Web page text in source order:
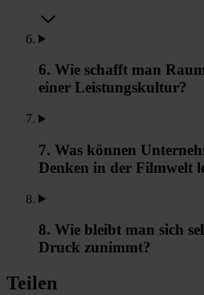
6. Wie schafft man
einer Leistungskultur?
7. Was können
Denken in der Filmwelt
8. Wie bleibt man sich
Druck zunimmt?
Teilen